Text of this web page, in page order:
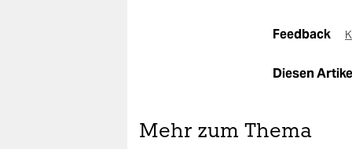
Feedback
Diesen
Mehr zum Thema